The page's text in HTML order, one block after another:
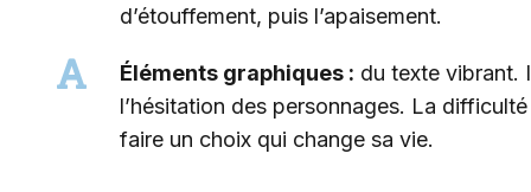
d’étouffement, puis l’apaisement.
Éléments graphiques : du texte vibrant.
l’hésitation des personnages. La
faire un choix qui change sa vie.